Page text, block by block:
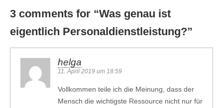
3 comments for “Was genau ist
eigentlich Personaldienstleistung?”
helga
11. April 2019 um 18:59
Vollkommen teile ich die Meinung, dass der
Mensch die wichtigste Ressource nicht nur für